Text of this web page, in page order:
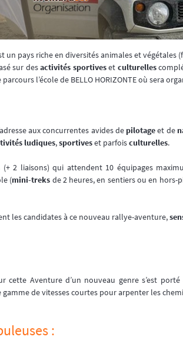
un pays riche en diversités animales et
sur desactivités sportiveset culturelles
l’école de BELLO HORIZONTE où sera
aux concurrentes avides de pilotageet de
ludiques,sportiveset parfoisculturelles.
(+ 2 liaisons) qui attendent 10 équipages
(mini-treks de 2 heures, en sentiers ou en hors-
les candidates à ce nouveau rallye-aventure,
cette Aventure d’un nouveau genre s’est
gamme de vitesses courtes pour arpenter les
: